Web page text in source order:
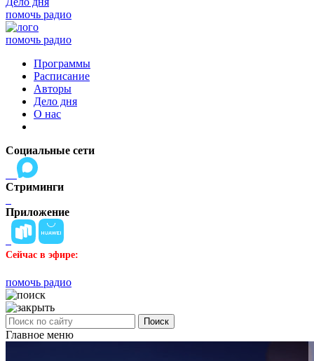
помочь радио
помочь радио
Программы
Расписание
Авторы
Дело дня
О нас
Социальные сети
Стриминги
Приложение
Сейчас в эфире:
помочь радио
Поиск
Главное меню